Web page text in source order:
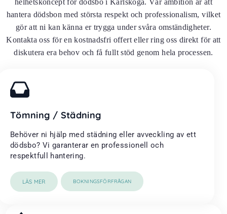
helhetskoncept för dödsbo i Karlskoga. Vår ambition är att
hantera dödsbon med största respekt och professionalism, vilket
gör att ni kan känna er trygga under svåra omständigheter.
Kontakta oss för en kostnadsfri offert eller ring oss direkt för att
diskutera era behov och få fullt stöd genom hela processen.
Tömning / Städning
Behöver ni hjälp med städning eller avveckling av ett
dödsbo? Vi garanterar en professionell och
respektfull hantering.
LÄS MER BOKNINGSFÖRFRÅGAN